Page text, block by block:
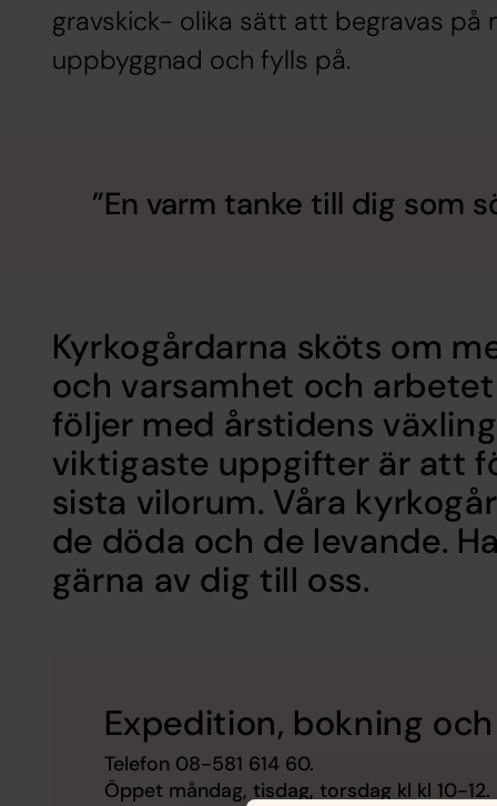
gravskick- olika sätt att begravas på
uppbyggnad och fylls på.
En varm tanke till dig som
Kyrkogårdarna sköts om
och varsamhet och
följer med årstidens
viktigaste uppgifter är att
sista vilorum. Våra
de döda och de levande.
gärna av dig till oss.
Expedition, bokning
Telefon08-581 614 60.
Öppet måndag, tisdag, torsdag kl kl 10-12.